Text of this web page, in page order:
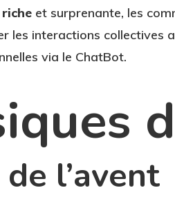
et surprenante, les
les interactions collectives
via le ChatBot.
l’avent